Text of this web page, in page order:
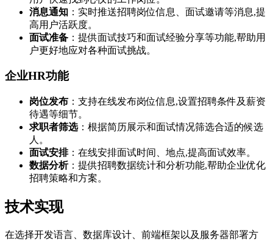
消息通知 ：实时推送招聘岗位信息、面试邀请等消息,提
高用户活跃度。
面试准备 ：提供面试技巧和面试经验分享等功能,帮助用
户更好地应对各种面试挑战。
企业HR功能
岗位发布 ：支持在线发布岗位信息,设置招聘条件及薪资
待遇等细节。
求职者筛选：根据简历展示和面试情况筛选合适的候选
人。
面试安排：在线安排面试时间、地点,提高面试效率。
数据分析：提供招聘数据统计和分析功能,帮助企业优化
招聘策略和方案。
技术实现
在选择开发语言、数据库设计、前端框架以及服务器部署方